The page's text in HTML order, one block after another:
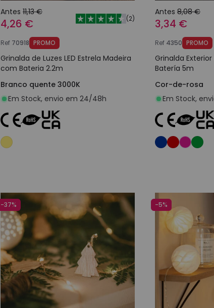
Antes 11,13 €
4,26 € (2)
Ref 70918 PROMO
Grinalda de Luzes LED Estrela Madeira
com Bateria 2.2m
Branco quente 3000K
Em Stock, envio em 24/48h
Antes 8,08 €
3,34 €
Ref 4350 PROMO
Grinalda
Batería 5m
Cor-de-rosa
Em Stock,
-37% -5%